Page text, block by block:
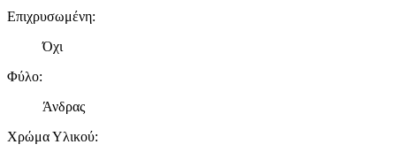
Επιχρυσωμένη:
Όχι
Φύλο:
Άνδρας
Χρώμα Υλικού: